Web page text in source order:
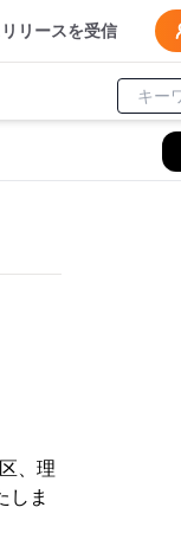
リースを受信
、理
しま